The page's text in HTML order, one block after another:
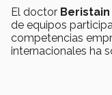
El doctor Beristain
de equipos
competencias
internacionales ha